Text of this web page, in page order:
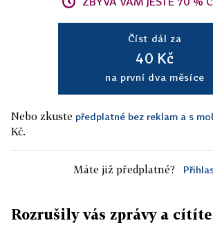
Číst dál za
40 Kč
na první dva měsíce
Nebo zkuste předplatné bez reklam a s
Kč.
Máte již předplatné?
Rozrušily vás zprávy a